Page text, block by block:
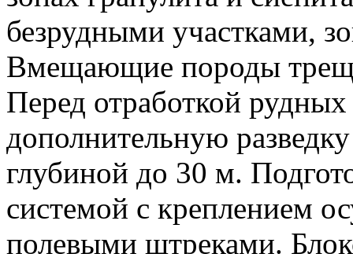
безрудными участками,
Вмещающие породы
Перед отработкой
дополнительную
глубиной до 30 м.
системой с креплением
полевыми штреками.